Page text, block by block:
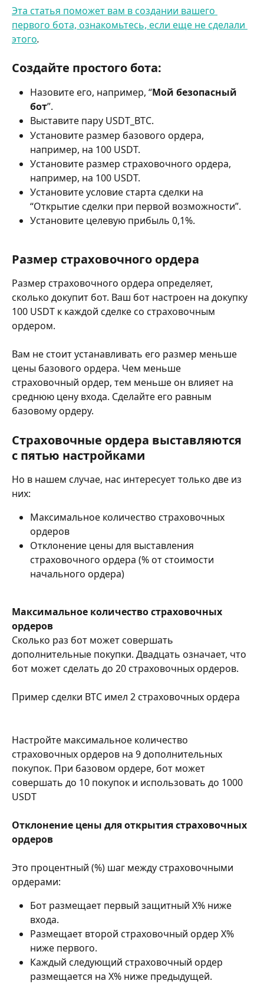
Эта статья поможет вам в создании вашего
первого бота, ознакомьтесь, если еще не сделали
этого.
Создайте простого бота:
Назовите его, например, “Мой безопасный
бот”.
Выставите пару USDT_BTC.
Установите размер базового ордера,
например, на 100 USDT.
Установите размер страховочного ордера,
например, на 100 USDT.
Установите условие старта сделки на
“Открытие сделки при первой возможности”.
Установите целевую прибыль 0,1%.
Размер страховочного ордера
Размер страховочного ордера определяет,
сколько докупит бот. Ваш бот настроен на докупку
100 USDT к каждой сделке со страховочным
ордером.
Вам не стоит устанавливать его размер меньше
цены базового ордера. Чем меньше
страховочный ордер, тем меньше он влияет на
среднюю цену входа. Сделайте его равным
базовому ордеру.
Страховочные ордера выставляются
с пятью настройками
Но в нашем случае, нас интересует только две из
них:
Максимальное количество страховочных
ордеров
Отклонение цены для выставления
страховочного ордера (% от стоимости
начального ордера)
Максимальное количество страховочных
ордеров
Сколько раз бот может совершать
дополнительные покупки. Двадцать означает, что
бот может сделать до 20 страховочных ордеров.
Пример сделки BTC имел 2 страховочных ордера
Настройте максимальное количество
страховочных ордеров на 9 дополнительных
покупок. При базовом ордере, бот может
совершать до 10 покупок и использовать до 1000
USDT
Отклонение цены для открытия страховочных
ордеров
Это процентный (%) шаг между страховочными
ордерами:
Бот размещает первый защитный X% ниже
входа.
Размещает второй страховочный ордер X%
ниже первого.
Каждый следующий страховочный ордер
размещается на X% ниже предыдущей.